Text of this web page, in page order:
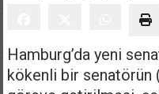
Hamburg’da yeni
kökenli bir senatörün